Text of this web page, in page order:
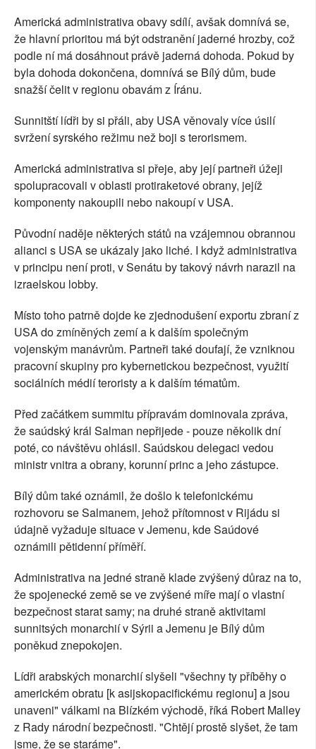
Americká administrativa obavy sdílí, avšak domnívá se,
že hlavní prioritou má být odstranění jaderné hrozby, což
podle ní má dosáhnout právě jaderná dohoda. Pokud by
byla dohoda dokončena, domnívá se Bílý dům, bude
snažší čelit v regionu obavám z Íránu.
Sunnitští lídři by si přáli, aby USA věnovaly více úsilí
svržení syrského režimu než boji s terorismem.
Americká administrativa si přeje, aby její partneři úžeji
spolupracovali v oblasti protiraketové obrany, jejíž
komponenty nakoupili nebo nakoupí v USA.
Původní naděje některých států na vzájemnou obrannou
alianci s USA se ukázaly jako liché. I když administrativa
v principu není proti, v Senátu by takový návrh narazil na
izraelskou lobby.
Místo toho patrně dojde ke zjednodušení exportu zbraní z
USA do zmíněných zemí a k dalším společným
vojenským manávrům. Partneři také doufají, že vzniknou
pracovní skupiny pro kybernetickou bezpečnost, využití
sociálních médií teroristy a k dalším tématům.
Před začátkem summitu přípravám dominovala zpráva,
že saúdský král Salman nepřijede - pouze několik dní
poté, co návštěvu ohlásil. Saúdskou delegaci vedou
ministr vnitra a obrany, korunní princ a jeho zástupce.
Bílý dům také oznámil, že došlo k telefonickému
rozhovoru se Salmanem, jehož přítomnost v Rijádu si
údajně vyžaduje situace v Jemenu, kde Saúdové
oznámili pětidenní příměří.
Administrativa na jedné straně klade zvýšený důraz na to,
že spojenecké země se ve zvýšené míře mají o vlastní
bezpečnost starat samy; na druhé straně aktivitami
sunnitsých monarchií v Sýrii a Jemenu je Bílý dům
poněkud znepokojen.
Lídři arabských monarchií slyšeli "všechny ty příběhy o
americkém obratu [k asijskopacifickému regionu] a jsou
unaveni" válkami na Blízkém východě, říká Robert Malley
z Rady národní bezpečnosti. "Chtějí prostě slyšet, že tam
jsme, že se staráme".